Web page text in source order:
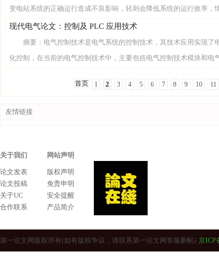
变电站系统的正确运行造成不良影响，轻则会降低系统的运行效率，
现代电气论文：控制及 PLC 应用技术
摘要：电气控制技术是电气系统的控制技术，其技术应用实现了
化控制，在当前的电气控制技术中，主要包括电气控制技术模块和电
首页 1 2 3 4 5 6 7 8 9 10 11
友情链接
网站声明
版权声明
免责申明
安全提醒
产品简介
关于我们
论文发表
论文投稿
关于UC
合作联系
第一论文网版权所有(如有版权争议，请联系第一论文网客服删帖) 京ICP